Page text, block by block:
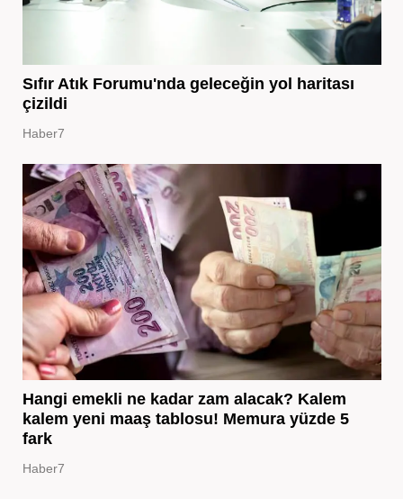
Sıfır Atık Forumu'nda geleceğin yol haritası
çizildi
Haber7
Hangi emekli ne kadar zam alacak? Kalem
kalem yeni maaş tablosu! Memura yüzde 5
fark
Haber7